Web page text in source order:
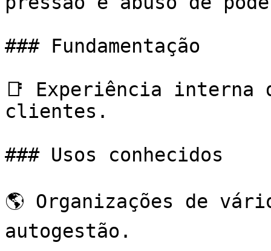
### Fundamentação
📑 Experiência interna
clientes.
### Usos conhecidos
🌎 Organizações de